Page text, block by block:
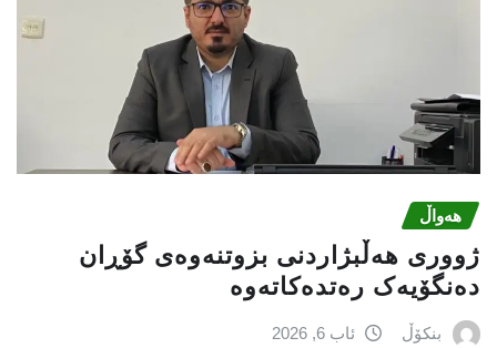
هەواڵ
ژووری هەڵبژاردنی بزوتنەوەى گۆڕان
دەنگۆیەک رەتدەکاتەوە
بنکۆڵ ئاب 6, 2026